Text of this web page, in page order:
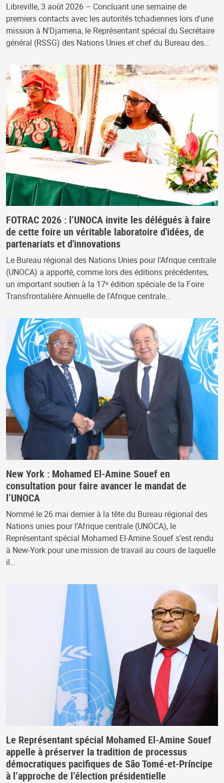
Libreville, 3 août 2026 – Concluant une semaine de
premiers contacts avec les autorités tchadiennes lors d'une
mission à N'Djamena, le Représentant spécial du Secrétaire
général (RSSG) des Nations Unies et chef du Bureau des…
FOTRAC 2026 : l’UNOCA invite les délégués à faire
de cette foire un véritable laboratoire d'idées, de
partenariats et d'innovations
Le Bureau régional des Nations Unies pour l'Afrique centrale
(UNOCA) a apporté, comme lors des éditions précédentes,
un important soutien à la 17ᵉ édition spéciale de la Foire
Transfrontalière Annuelle de l'Afrique centrale…
New York : Mohamed El-Amine Souef en
consultation pour faire avancer le mandat de
l’UNOCA
Nommé le 26 mai dernier à la tête du Bureau régional des
Nations unies pour l’Afrique centrale (UNOCA), le
Représentant spécial Mohamed El-Amine Souef s’est rendu
à New-York pour une mission de travail au cours de laquelle
il…
Le Représentant spécial Mohamed El-Amine Souef
appelle à préserver la tradition de processus
démocratiques pacifiques de São Tomé-et-Príncipe
à l’approche de l’élection présidentielle